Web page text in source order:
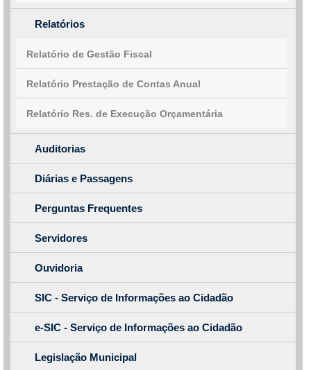
Relatórios
Relatório de Gestão Fiscal
Relatório Prestação de Contas Anual
Relatório Res. de Execução Orçamentária
Auditorias
Diárias e Passagens
Perguntas Frequentes
Servidores
Ouvidoria
SIC - Serviço de Informações ao Cidadão
e-SIC - Serviço de Informações ao Cidadão
Legislação Municipal